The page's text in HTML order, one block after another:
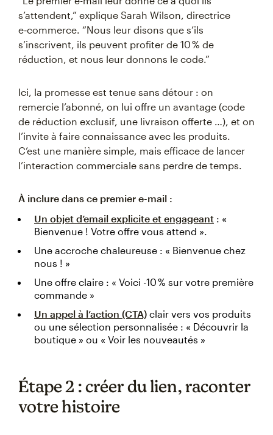
s’attendent,” explique Sarah Wilson, directrice
e‑commerce. “Nous leur disons que s’ils
s’inscrivent, ils peuvent profiter de 10 % de
réduction, et nous leur donnons le code.”
Ici, la promesse est tenue sans détour : on
remercie l’abonné, on lui offre un avantage (code
de réduction exclusif, une livraison offerte …), et on
l’invite à faire connaissance avec les produits.
C’est une manière simple, mais efficace de lancer
l’interaction commerciale sans perdre de temps.
À inclure dans ce premier e-mail :
Un objet d’email explicite et engageant : «
Bienvenue ! Votre offre vous attend ».
Une accroche chaleureuse : « Bienvenue chez
nous ! »
Une offre claire : « Voici -10 % sur votre première
commande »
Un appel à l’action (CTA) clair vers vos produits
ou une sélection personnalisée : « Découvrir la
boutique » ou « Voir les nouveautés »
Étape 2 : créer du lien, raconter
votre histoire